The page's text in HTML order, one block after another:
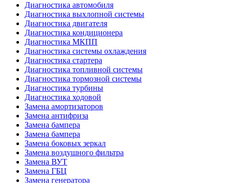
Диагностика автомобиля
Диагностика выхлопной системы
Диагностика двигателя
Диагностика кондиционера
Диагностика МКПП
Диагностика системы охлаждения
Диагностика стартера
Диагностика топливной системы
Диагностика тормозной системы
Диагностика турбины
Диагностика ходовой
Замена амортизаторов
Замена антифриза
Замена бампера
Замена бампера
Замена боковых зеркал
Замена воздушного фильтра
Замена ВУТ
Замена ГБЦ
Замена генератора